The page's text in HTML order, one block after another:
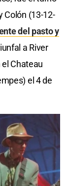
Colón (13-12-
del pasto y
a River
el Chateau
el 4 de